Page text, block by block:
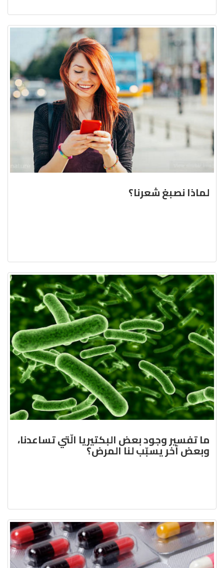
لماذا نصبغ شعرنا؟
ما تفسير وجود بعض البكتيريا الّتي تساعدنا،
وبعض آخر يسبّب لنا المرض؟